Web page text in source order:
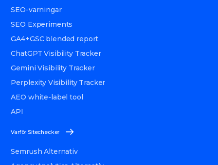
SEO-varningar
SEO Experiments
GA4+GSC blended report
ChatGPT Visibility Tracker
Gemini Visibility Tracker
Perplexity Visibility Tracker
AEO white-label tool
API
Varför Sitechecker
Semrush Alternativ